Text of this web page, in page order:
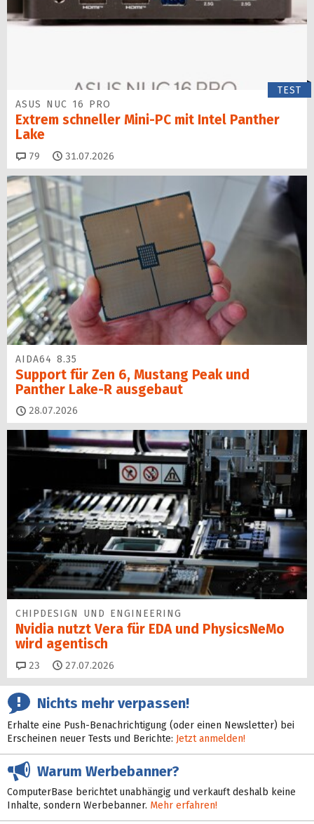
TEST
ASUS NUC 16 PRO
Extrem schneller Mini-PC mit Intel Panther
Lake
79 Kommentare
31.07.2026
AIDA64 8.35
Support für Zen 6, Mustang Peak und
Panther Lake-R ausgebaut
28.07.2026
CHIPDESIGN UND ENGINEERING
Nvidia nutzt Vera für EDA und PhysicsNeMo
wird agentisch
23 Kommentare
27.07.2026
Nichts mehr verpassen!
Erhalte eine Push-Benachrichtigung (oder einen Newsletter) bei
Erscheinen neuer Tests und Berichte: Jetzt anmelden!
Warum Werbebanner?
ComputerBase berichtet unabhängig und verkauft deshalb keine
Inhalte, sondern Werbebanner. Mehr erfahren!